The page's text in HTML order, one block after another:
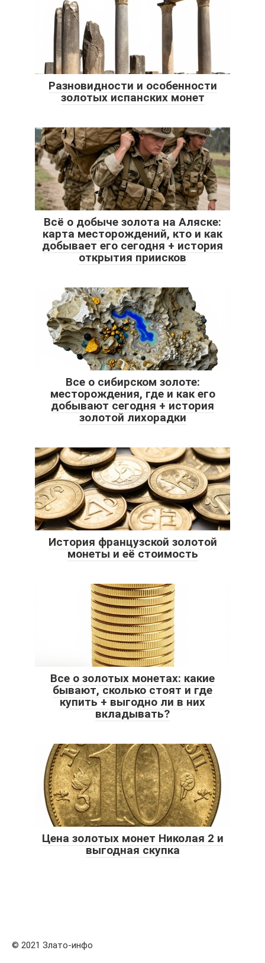
Разновидности и особенности
золотых испанских монет
Всё о добыче золота на Аляске:
карта месторождений, кто и как
добывает его сегодня + история
открытия приисков
Все о сибирском золоте:
месторождения, где и как его
добывают сегодня + история
золотой лихорадки
История французской золотой
монеты и её стоимость
Все о золотых монетах: какие
бывают, сколько стоят и где
купить + выгодно ли в них
вкладывать?
Цена золотых монет Николая 2 и
выгодная скупка
© 2021 Злато-инфо